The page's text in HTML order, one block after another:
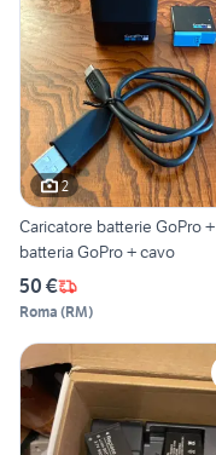
2
Caricatore batterie GoPro +
batteria GoPro + cavo
50 €
Roma (RM)